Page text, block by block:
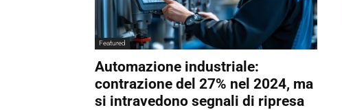
Featured
Automazione industriale:
contrazione del 27% nel 2024, ma
si intravedono segnali di ripresa